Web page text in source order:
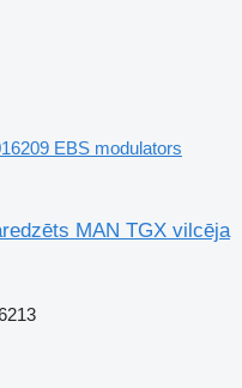
EBS modulators
MAN TGX vilcēja